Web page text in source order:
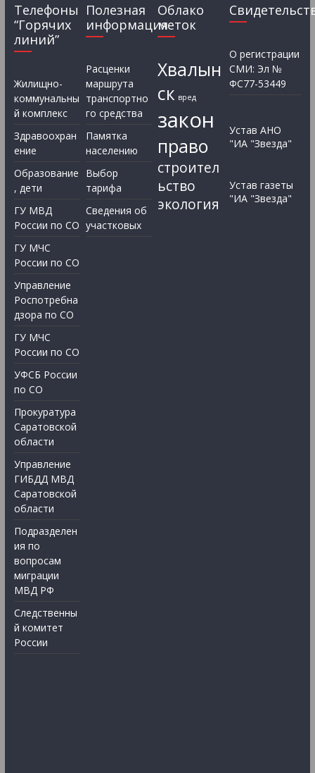
Телефоны
“Горячих
линий”
Жилищно-
коммунальны
й комплекс
Здравоохран
ение
Образование
, дети
ГУ МВД
России по СО
ГУ МЧС
России по СО
Управление
Роспотребна
дзора по СО
ГУ МЧС
России по СО
УФСБ России
по СО
Прокуратура
Саратовской
области
Управление
ГИБДД МВД
Саратовской
области
Подразделен
ия по
вопросам
миграции
МВД РФ
Следственны
й комитет
России
Полезная
информация
Расценки
маршрута
транспортно
го средства
Памятка
населению
Выбор
тарифа
Сведения об
участковых
Облако
меток
Хвалын
ск вред
закон
право
строител
ьство
экология
О регистрации
СМИ: Эл №
ФС77-53449
Устав АНО
"ИА "Звезда"
Устав газеты
"ИА "Звезда"